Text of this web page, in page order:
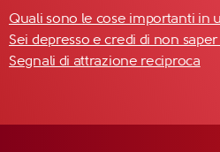
Quali sono le cose importanti in
Sei depresso e credi di non
Segnali di attrazione reciproca